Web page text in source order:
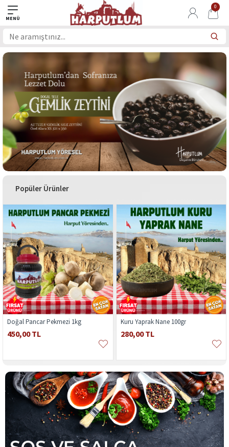
0
Popüler Ürünler
Doğal Pancar Pekmezi 1kg
450,00 TL
Kuru Yaprak Nane 100gr
280,00 TL